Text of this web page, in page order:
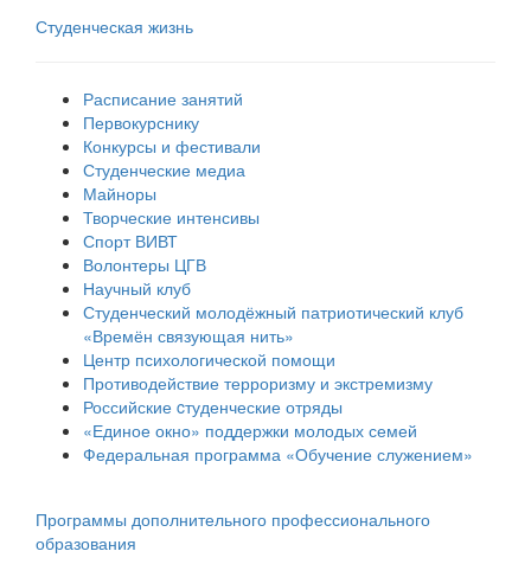
Студенческая жизнь
Расписание занятий
Первокурснику
Конкурсы и фестивали
Студенческие медиа
Майноры
Творческие интенсивы
Спорт ВИВТ
Волонтеры ЦГВ
Научный клуб
Студенческий молодёжный патриотический клуб
«Времён связующая нить»
Центр психологической помощи
Противодействие терроризму и экстремизму
Российские cтуденческие отряды
«Единое окно» поддержки молодых семей
Федеральная программа «Обучение служением»
Программы дополнительного профессионального
образования